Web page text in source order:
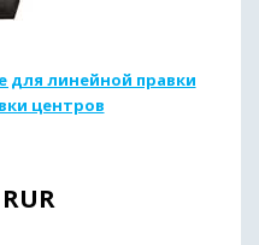
для линейной правки
центров
RUR